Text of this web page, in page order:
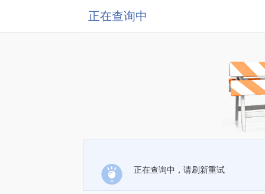
正在查询中
正在查询中，请刷新重试